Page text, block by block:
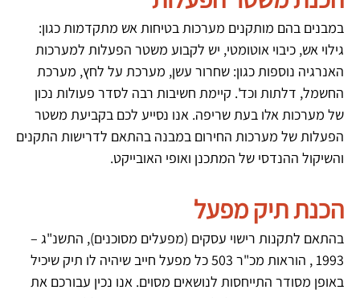
במבנים בהם מותקנים מערכות בטיחות אש מתקדמות כגון:
גילוי אש, כיבוי אוטומטי, יש לקבוע משטר הפעלות למערכות
האנרגיה נוספות כגון: שחרור עשן, מערכת על לחץ, מערכת
החשמל, דלתות וכד'. קיימת חשיבות רבה לסדר פעולות נכון
של מערכות אלו בעת שריפה. אנו נסייע לכם בקביעת משטר
הפעלות של מערכות החירום במבנה בהתאם לדרישות התקנים
והשיקול ההנדסי של המתכנן ואופי האובייקט.
הכנת תיק מפעל
בהתאם לתקנות רישוי עסקים (מפעלים מסוכנים), התשנ"ג –
1993 , הוראות מכ"ר 503 כל מפעל חייב שיהיה לו תיק שיכיל
באופן מסודר התייחסות לנושאים מסוים. אנו נכין עבורכם את